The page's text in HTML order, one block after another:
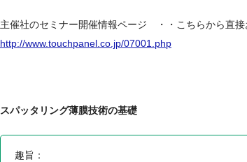
主催社のセミナー開催情報ページ ・・こちらから直接
http://www.touchpanel.co.jp/07001.php
スパッタリング薄膜技術の基礎
趣旨：